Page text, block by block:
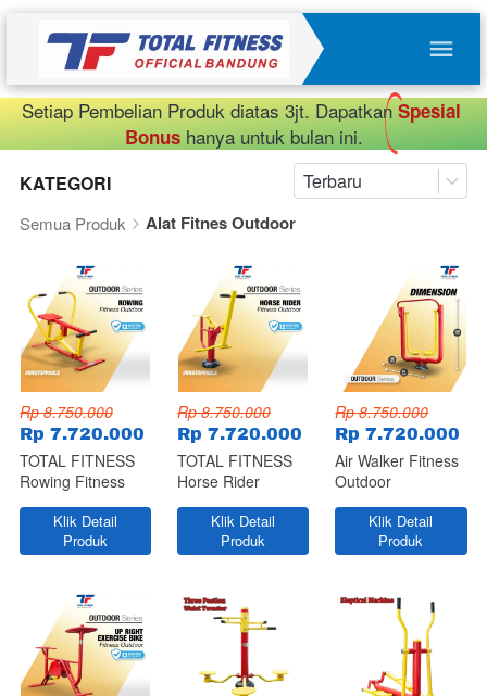
Setiap Pembelian Produk diatas 3jt. Dapatkan Spesial
Bonus hanya untuk bulan ini.
KATEGORI Terbaru
Semua Produk Alat Fitnes Outdoor
Rp 8.750.000
Rp 7.720.000
TOTAL FITNESS
Rowing Fitness
Klik Detail
Produk
Rp 8.750.000
Rp 7.720.000
TOTAL FITNESS
Horse Rider
Klik Detail
Produk
Rp 8.750.000
Rp 7.720.000
Air Walker Fitness
Outdoor
Klik Detail
Produk